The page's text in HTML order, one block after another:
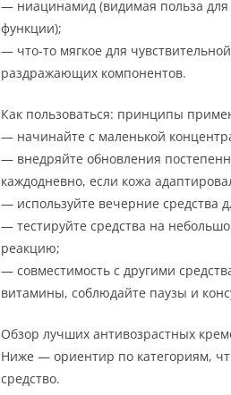
— ниацинамид (видимая польза
функции);
— что-то мягкое для
раздражающих компонентов.
Как пользоваться: принципы
— начинайте с маленькой
— внедряйте обновления
каждодневно, если кожа
— используйте вечерние средства
— тестируйте средства на
реакцию;
— совместимость с другими
витамины, соблюдайте паузы и
Обзор лучших антивозрастных
Ниже — ориентир по категориям,
средство.